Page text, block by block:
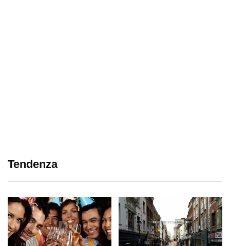
Tendenza